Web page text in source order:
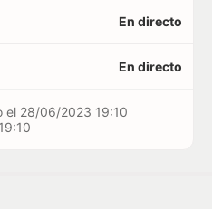
En directo
En directo
el 28/06/2023 19:10